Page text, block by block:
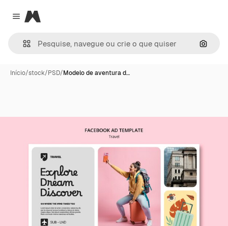
Close menu
Magnific
Início/stock/PSD/Modelo de aventura d…